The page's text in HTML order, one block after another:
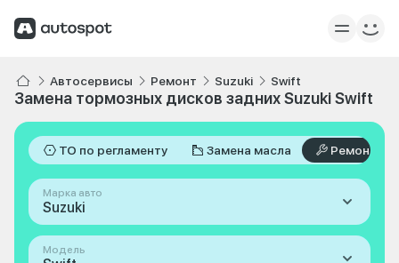
Автосервисы Ремонт Suzuki Swift
Замена тормозных дисков задних Suzuki Swift
ТО по регламенту Замена масла Ремонт
Марка авто
Suzuki
Модель